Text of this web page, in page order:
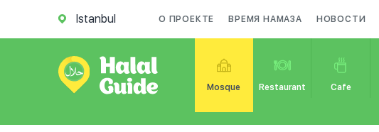
Istanbul О ПРОЕКТЕ ВРЕМЯ НАМАЗА НОВОСТИ
Mosque Restaurant Cafe